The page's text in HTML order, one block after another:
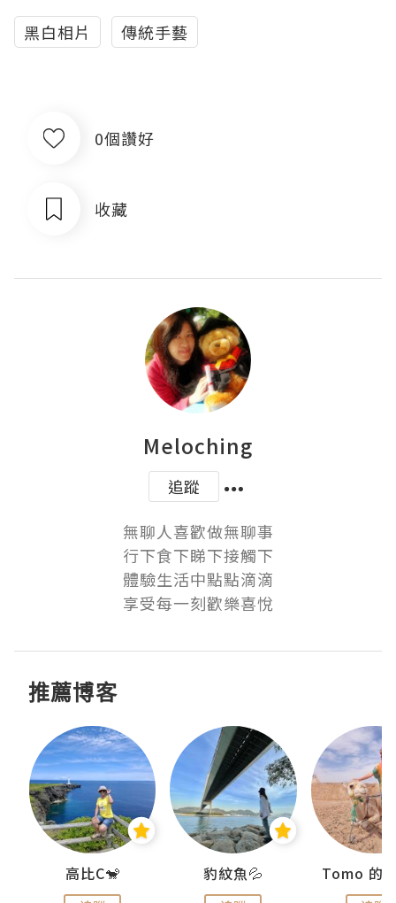
黑白相片 傳統手藝
0個讚好
收藏
Meloching
追蹤
無聊人喜歡做無聊事
行下食下睇下接觸下
體驗生活中點點滴滴
享受每一刻歡樂喜悅
推薦博客
高比C🐒 豹紋魚💦